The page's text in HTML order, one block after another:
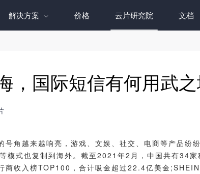
解决方案 价格 云片研究院 文档
，国际短信有何用武
号角越来越响亮，游戏、文娱、社交、电商等产品纷
模式也复制到海外。截至2021年2月，中国共有34家
商收入榜TOP100，合计吸金超过22.4亿美金